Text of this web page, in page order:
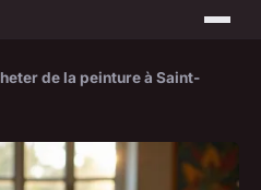
de la peinture à Saint-